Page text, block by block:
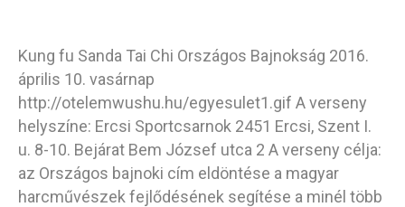
Kung fu Sanda Tai Chi Országos Bajnokság 2016.
április 10. vasárnap
http://otelemwushu.hu/egyesulet1.gif A verseny
helyszíne: Ercsi Sportcsarnok 2451 Ercsi, Szent I.
u. 8-10. Bejárat Bem József utca 2 A verseny célja:
az Országos bajnoki cím eldöntése a magyar
harcművészek fejlődésének segítése a minél több